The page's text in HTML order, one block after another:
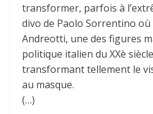
transformer, parfois à
divo de Paolo Sorrentino
Andreotti, une des figures
politique italien du XXè
transformant tellement le
au masque.
(…)